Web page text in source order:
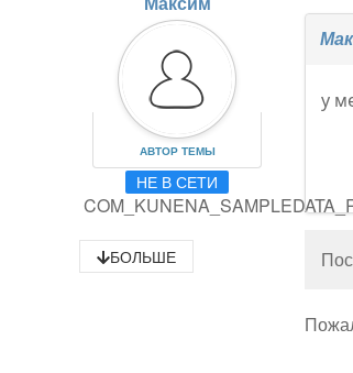
АВТОР ТЕМЫ
НЕ В СЕТИ
БОЛЬШЕ
у